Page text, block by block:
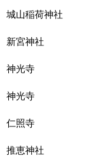
城山稲荷神社
新宮神社
神光寺
神光寺
仁照寺
推恵神社